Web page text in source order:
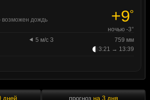
возможен дождь +9°
ночью -3°
5 м/с З
759 мм
3:21 → 13:39
дней прогноз на 3 дня